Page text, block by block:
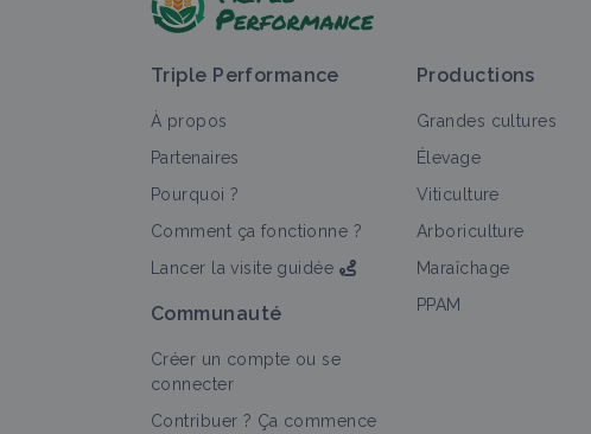
Triple Performance
À propos
Partenaires
Pourquoi ?
Comment ça fonctionne ?
Lancer la visite guidée
Communauté
Créer un compte ou se
connecter
Contribuer ? Ça commence
Productions
Grandes cultures
Élevage
Viticulture
Arboriculture
Maraîchage
PPAM